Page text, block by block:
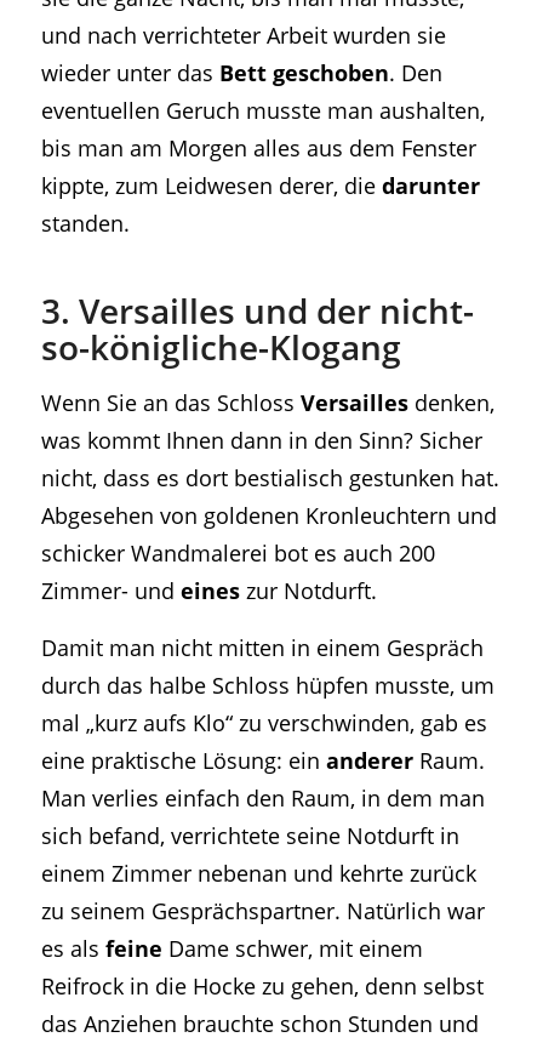
und nach verrichteter Arbeit wurden sie
wieder unter das Bett geschoben. Den
eventuellen Geruch musste man aushalten,
bis man am Morgen alles aus dem Fenster
kippte, zum Leidwesen derer, die darunter
standen.
3. Versailles und der nicht-
so-königliche-Klogang
Wenn Sie an das Schloss Versaillesdenken,
was kommt Ihnen dann in den Sinn? Sicher
nicht, dass es dort bestialisch gestunken hat.
Abgesehen von goldenen Kronleuchtern und
schicker Wandmalerei bot es auch 200
Zimmer- und eineszur Notdurft.
Damit man nicht mitten in einem Gespräch
durch das halbe Schloss hüpfen musste, um
mal „kurz aufs Klo“ zu verschwinden, gab es
eine praktische Lösung: ein andererRaum.
Man verlies einfach den Raum, in dem man
sich befand, verrichtete seine Notdurft in
einem Zimmer nebenan und kehrte zurück
zu seinem Gesprächspartner. Natürlich war
es als feine Dame schwer, mit einem
Reifrock in die Hocke zu gehen, denn selbst
das Anziehen brauchte schon Stunden und